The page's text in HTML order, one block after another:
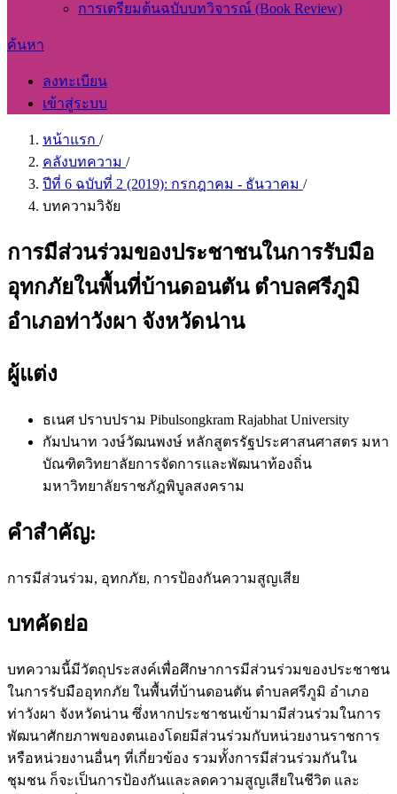
การเตรียมต้นฉบับบทวิจารณ์ (Book Review)
ค้นหา
ลงทะเบียน
เข้าสู่ระบบ
หน้าแรก /
คลังบทความ /
ปีที่ 6 ฉบับที่ 2 (2019): กรกฎาคม - ธันวาคม /
บทความวิจัย
การมีส่วนร่วมของประชาชนในการรับมือ
อุทกภัยในพื้นที่บ้านดอนตัน ตำบลศรีภูมิ
อำเภอท่าวังผา จังหวัดน่าน
ผู้แต่ง
ธเนศ ปราบปราม Pibulsongkram Rajabhat University
กัมปนาท วงษ์วัฒนพงษ์ หลักสูตรรัฐประศาสนศาสตร มหา
บัณฑิตวิทยาลัยการจัดการและพัฒนาท้องถิ่น
มหาวิทยาลัยราชภัฎพิบูลสงคราม
คำสำคัญ:
การมีส่วนร่วม, อุทกภัย, การป้องกันความสูญเสีย
บทคัดย่อ
บทความนี้มีวัตถุประสงค์เพื่อศึกษาการมีส่วนร่วมของประชาชน
ในการรับมืออุทกภัย ในพื้นที่บ้านดอนตัน ตำบลศรีภูมิ อำเภอ
ท่าวังผา จังหวัดน่าน ซึ่งหากประชาชนเข้ามามีส่วนร่วมในการ
พัฒนาศักยภาพของตนเองโดยมีส่วนร่วมกับหน่วยงานราชการ
หรือหน่วยงานอื่นๆ ที่เกี่ยวข้อง รวมทั้งการมีส่วนร่วมกันใน
ชุมชน ก็จะเป็นการป้องกันและลดความสูญเสียในชีวิต และ